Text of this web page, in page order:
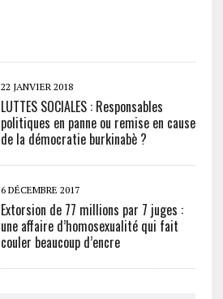
22 JANVIER 2018
LUTTES SOCIALES : Responsables
politiques en panne ou remise en cause
de la démocratie burkinabè ?
6 DÉCEMBRE 2017
Extorsion de 77 millions par 7 juges :
une affaire d’homosexualité qui fait
couler beaucoup d’encre